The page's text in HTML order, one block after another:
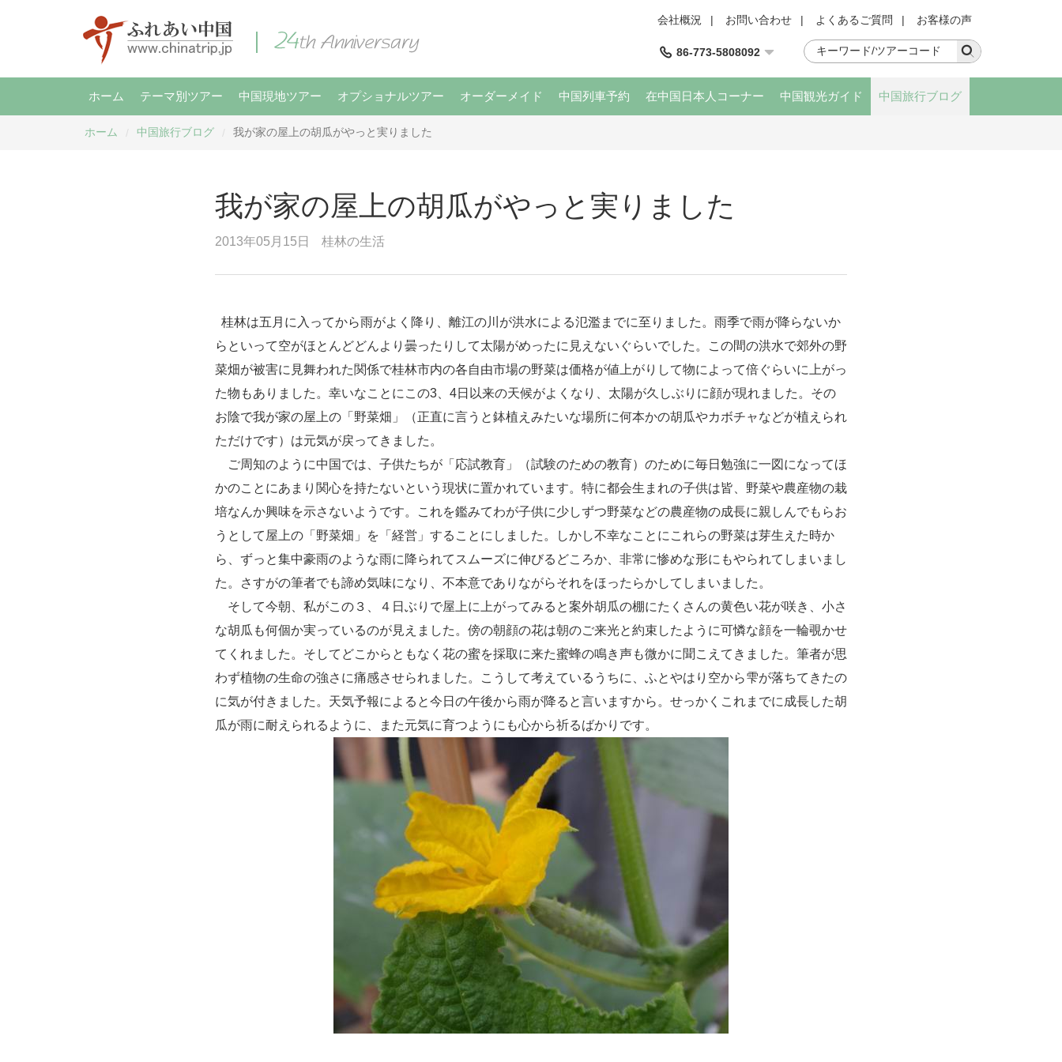
会社概況 | お問い合わせ | よくあるご質問 | お客様の声
86-773-5808092
ホーム テーマ別ツアー 中国現地ツアー オプショナルツアー オーダーメイド 中国列車予約 在中国日本人コーナー 中国観光ガイド 中国旅行ブログ
ホーム 中国旅行ブログ 我が家の屋上の胡瓜がやっと実りました
我が家の屋上の胡瓜がやっと実りました
2013年05月15日 桂林の生活
桂林は五月に入ってから雨がよく降り、離江の川が洪水による氾濫までに至りました。雨季で雨が降らないか
らといって空がほとんどどんより曇ったりして太陽がめったに見えないぐらいでした。この間の洪水で郊外の野
菜畑が被害に見舞われた関係で桂林市内の各自由市場の野菜は価格が値上がりして物によって倍ぐらいに上がっ
た物もありました。幸いなことにこの3、4日以来の天候がよくなり、太陽が久しぶりに顔が現れました。その
お陰で我が家の屋上の「野菜畑」（正直に言うと鉢植えみたいな場所に何本かの胡瓜やカボチャなどが植えられ
ただけです）は元気が戻ってきました。
ご周知のように中国では、子供たちが「応試教育」（試験のための教育）のために毎日勉強に一図になってほ
かのことにあまり関心を持たないという現状に置かれています。特に都会生まれの子供は皆、野菜や農産物の栽
培なんか興味を示さないようです。これを鑑みてわが子供に少しずつ野菜などの農産物の成長に親しんでもらお
うとして屋上の「野菜畑」を「経営」することにしました。しかし不幸なことにこれらの野菜は芽生えた時か
ら、ずっと集中豪雨のような雨に降られてスムーズに伸びるどころか、非常に惨めな形にもやられてしまいまし
た。さすがの筆者でも諦め気味になり、不本意でありながらそれをほったらかしてしまいました。
そして今朝、私がこの３、４日ぶりで屋上に上がってみると案外胡瓜の棚にたくさんの黄色い花が咲き、小さ
な胡瓜も何個か実っているのが見えました。傍の朝顔の花は朝のご来光と約束したように可憐な顔を一輪覗かせ
てくれました。そしてどこからともなく花の蜜を採取に来た蜜蜂の鳴き声も微かに聞こえてきました。筆者が思
わず植物の生命の強さに痛感させられました。こうして考えているうちに、ふとやはり空から雫が落ちてきたの
に気が付きました。天気予報によると今日の午後から雨が降ると言いますから。せっかくこれまでに成長した胡
瓜が雨に耐えられるように、また元気に育つようにも心から祈るばかりです。